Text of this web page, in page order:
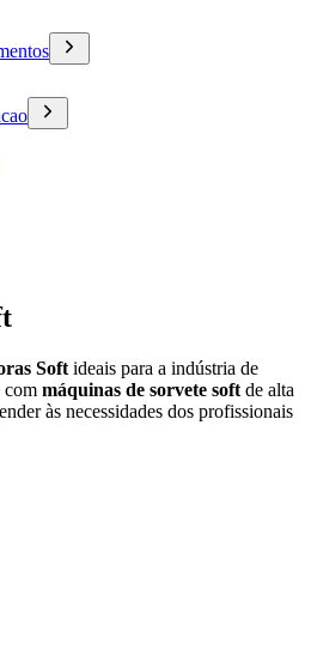
Soft ideais para a indústria de
com máquinas de sorvete soft de alta
às necessidades dos profissionais